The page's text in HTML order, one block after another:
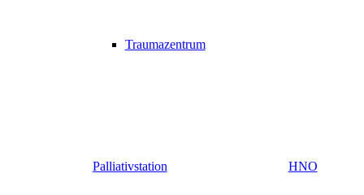
Traumazentrum
Palliativstation HNO